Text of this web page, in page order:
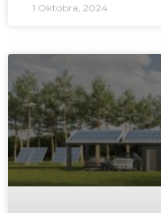
1 Oktobra, 2024